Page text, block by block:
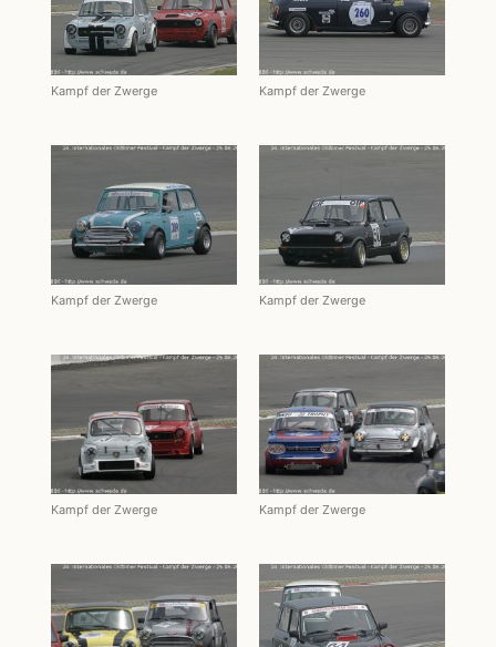
Kampf der Zwerge Kampf der Zwerge
Kampf der Zwerge Kampf der Zwerge
Kampf der Zwerge Kampf der Zwerge